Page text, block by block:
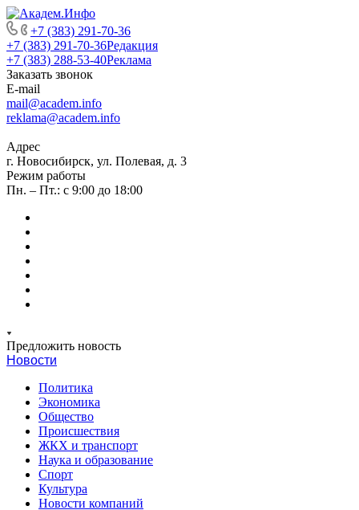
+7 (383) 291-70-36
+7 (383) 291-70-36Редакция
+7 (383) 288-53-40Реклама
Заказать звонок
E-mail
mail@academ.info
reklama@academ.info
Адрес
г. Новосибирск, ул. Полевая, д. 3
Режим работы
Пн. – Пт.: с 9:00 до 18:00
Предложить новость
Новости
Политика
Экономика
Общество
Происшествия
ЖКХ и транспорт
Наука и образование
Спорт
Культура
Новости компаний